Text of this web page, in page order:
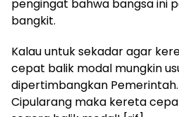
pengingat bahwa bangsa ini
bangkit.
Kalau untuk sekadar agar
cepat balik modal mungkin
dipertimbangkan
Cipularang maka kereta